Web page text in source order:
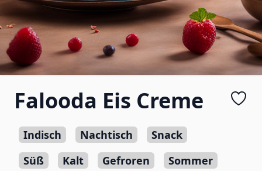
Falooda Eis Creme
Indisch Nachtisch
Snack
Süß
Kalt Gefroren
Sommer